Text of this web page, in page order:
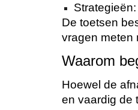
De toetsen
vragen meten
Waarom
Hoewel de
en vaardig de